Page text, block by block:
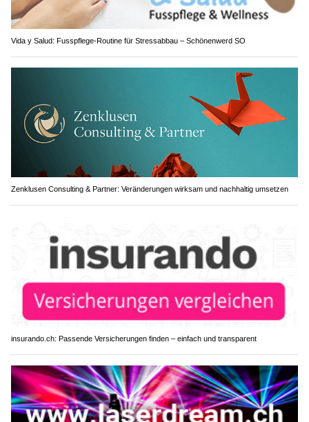
Vida y Salud: Fusspflege-Routine für Stressabbau – Schönenwerd SO
Zenklusen Consulting & Partner: Veränderungen wirksam und nachhaltig umsetzen
insurando.ch: Passende Versicherungen finden – einfach und transparent